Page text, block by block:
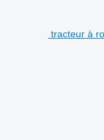
tracteur à